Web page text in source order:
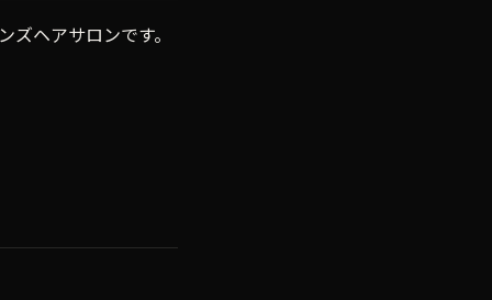
ヘアサロンです。